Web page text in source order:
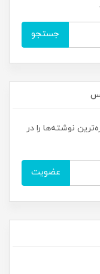
جستجو
نوشته‌ها را در
عضویت